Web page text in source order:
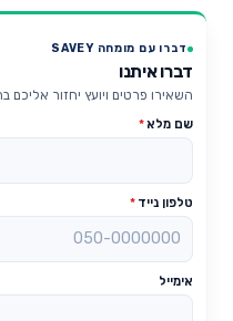
דברו עם מומחה SAVEY
דברו איתנו
השאירו פרטים ויועץ יחזור אליכם
שם מלא*
טלפון נייד *
אימייל